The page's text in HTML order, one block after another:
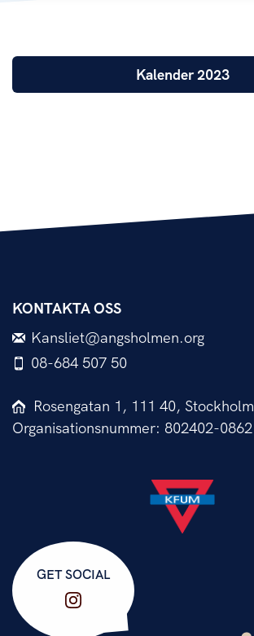
Kalender 2023
KONTAKTA OSS
Kansliet@angsholmen.org
08-684 507 50
Rosengatan 1, 111 40, Stockholm
Organisationsnummer: 802402-0862
GET SOCIAL